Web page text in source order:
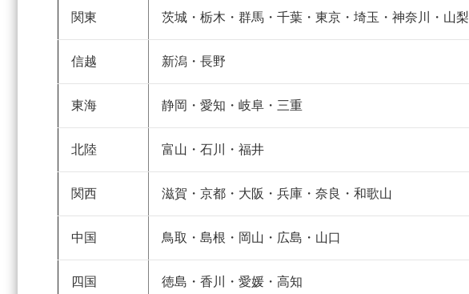
関東 茨城・栃木・群馬・千葉・東京・埼玉・神奈川・山梨
信越 新潟・長野
東海 静岡・愛知・岐阜・三重
北陸 富山・石川・福井
関西 滋賀・京都・大阪・兵庫・奈良・和歌山
中国 鳥取・島根・岡山・広島・山口
四国 徳島・香川・愛媛・高知